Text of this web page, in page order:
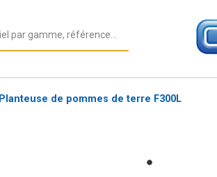
Planteuse de pommes de terre F300L